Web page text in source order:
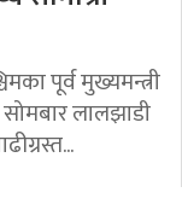
पूर्व मुख्यमन्त्री
सोमबार लालझाडी